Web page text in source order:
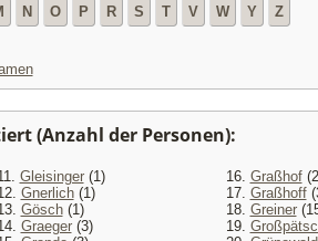
N O P R S T V W Y Z
(Anzahl der Personen):
Gleisinger(1)
Gnerlich(1)
Gösch(1)
Graeger(3)
16. Graßhof
17. Graßhoff
18. Greiner
19.